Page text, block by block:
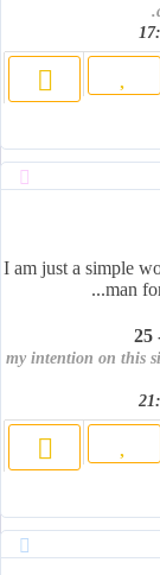
I am just a simple
man
my intention on this